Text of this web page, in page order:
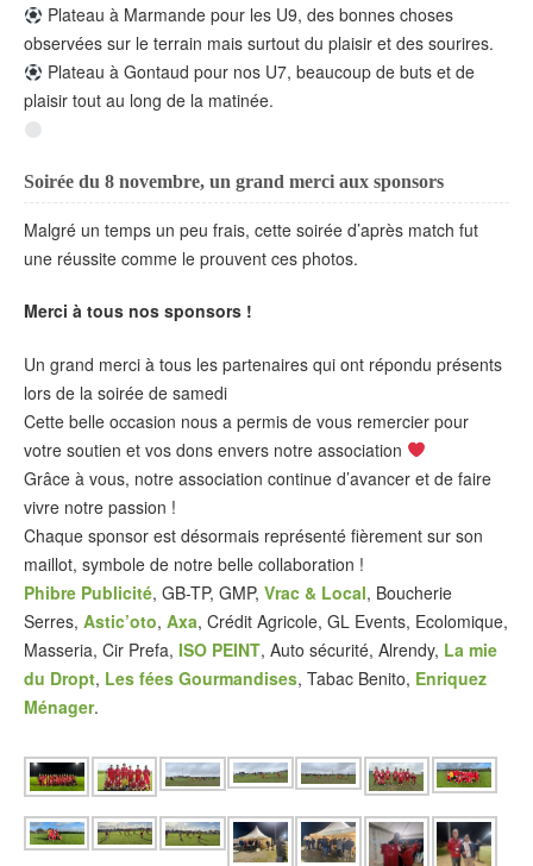
Plateau à Marmande pour les U9, des bonnes choses
observées sur le terrain mais surtout du plaisir et des sourires.
Plateau à Gontaud pour nos U7, beaucoup de buts et de
plaisir tout au long de la matinée.
Soirée du 8 novembre, un grand merci aux sponsors
Malgré un temps un peu frais, cette soirée d’après match fut
une réussite comme le prouvent ces photos.
Merci à tous nos sponsors !
Un grand merci à tous les partenaires qui ont répondu présents
lors de la soirée de samedi
Cette belle occasion nous a permis de vous remercier pour
votre soutien et vos dons envers notre association
Grâce à vous, notre association continue d’avancer et de faire
vivre notre passion !
Chaque sponsor est désormais représenté fièrement sur son
maillot, symbole de notre belle collaboration !
Phibre Publicité, GB-TP, GMP, Vrac & Local, Boucherie
Serres, Astic’oto, Axa, Crédit Agricole, GL Events, Ecolomique,
Masseria, Cir Prefa, ISO PEINT, Auto sécurité, Alrendy, La mie
du Dropt, Les fées Gourmandises, Tabac Benito, Enriquez
Ménager.